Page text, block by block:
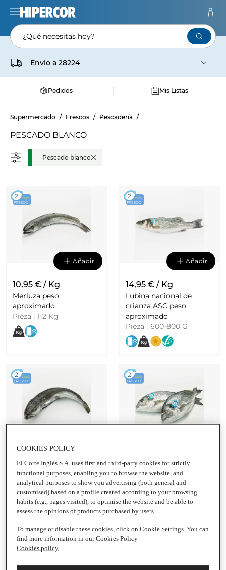
¿Qué necesitas hoy?
Envío a 28224
Pedidos Mis Listas
Supermercado Frescos Pescadería
PESCADO BLANCO
Pescado blanco
2 DÍAS
FRESCO
Añadir
10,95 € / Kg
Merluza peso
aproximado
Pieza
1-2 Kg
2 DÍAS
FRESCO
Añadir
14,95 € / Kg
Lubina nacional de
crianza ASC peso
aproximado
Pieza
600-800 G
2 DÍAS
FRESCO
20,99 € / Kg
Merluza de pincho peso
aproximado
Pieza|1-2 Kg
2 DÍAS
FRESCO
11,95 € / Kg
Dorada nacional de
crianza peso
aproximado
Pieza|400-600 G
COOKIES POLICY
El Corte Inglés S.A. uses first and third-party cookies for strictly
functional purposes, enabling you to browse the website, and
analytical purposes to show you advertising (both general and
customised) based on a profile created according to your browsing
habits (e.g., pages visited), to optimise the website and be able to
assess the opinions of products purchased by users.
To manage or disable these cookies, click on Cookie Settings. You can
find more information in our Cookies Policy
Cookies policy